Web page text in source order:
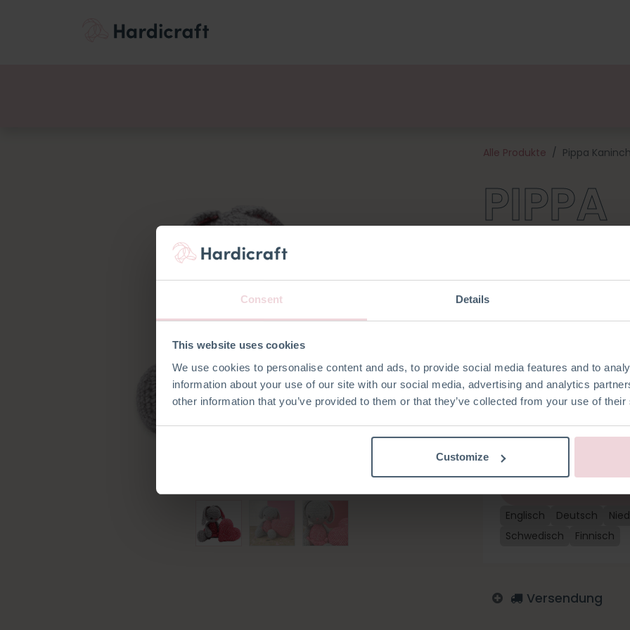
Consent Details
This website uses cookies
We use cookies to personalise content and ads, to provide social media features and to
information about your use of our site with our social media, advertising and analytics
other information that you’ve provided to them or that they’ve collected from your use of
Customize
Alle Produkte Pippa
PIPPA
Als eines der ersten
Klassiker! Dieser süße Hase
Anlässe. Dieses Paket
Herz, hochwertiges
welche du brauchst. Pippa
cm groß und beide sind mit
Englisch Deutsch
Schwedisch
Finnisch
Versendung